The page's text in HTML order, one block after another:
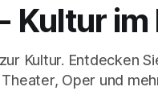
Kultur
Kultur. Entdecken
Oper und